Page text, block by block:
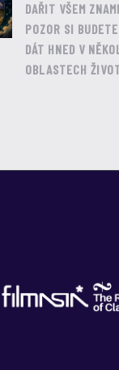
DAŘIT VŠEM
POZOR SI
DÁT HNED V
OBLASTECH